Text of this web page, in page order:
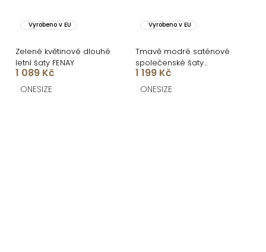
Vyrobeno v EU
Zelené květinové dlouhé
letní šaty FENAY
1 089 Kč
ONESIZE
Vyrobeno v EU
Tmavě modré saténové
společenské šaty
ATHEMA
1 199 Kč
ONESIZE